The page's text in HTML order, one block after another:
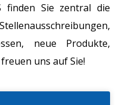
finden Sie zentral die
neue Produkte,
uns auf Sie!